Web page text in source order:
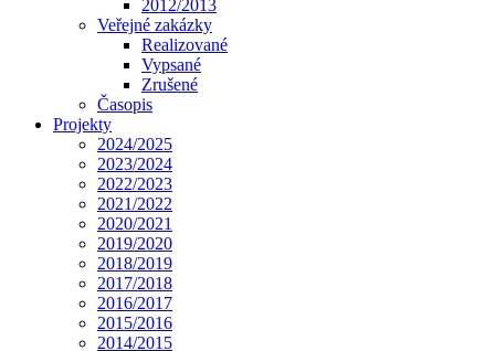
2012/2013
Veřejné zakázky
Realizované
Vypsané
Zrušené
Časopis
Projekty
2024/2025
2023/2024
2022/2023
2021/2022
2020/2021
2019/2020
2018/2019
2017/2018
2016/2017
2015/2016
2014/2015